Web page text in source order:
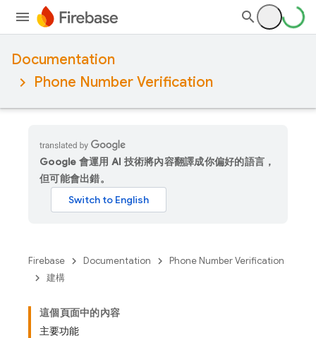
Documentation
Phone Number Verification
Google 會運用 AI 技術將內容翻譯成你偏好的語言，
但可能會出錯。
Firebase Documentation
Phone Number Verification
建構
這個頁面中的內容
主要功能